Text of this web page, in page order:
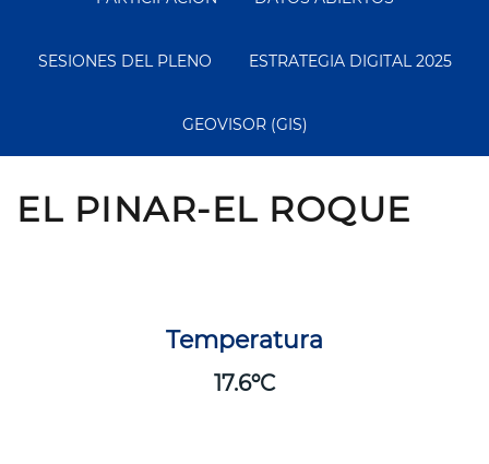
SESIONES DEL PLENO ESTRATEGIA DIGITAL 2025
GEOVISOR (GIS)
EL PINAR-EL ROQUE
Temperatura
17.6